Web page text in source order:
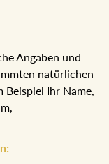
Angaben und
natürlichen
Beispiel Ihr